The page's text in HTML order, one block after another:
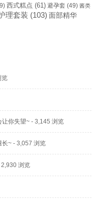
西式糕点 (61) 避孕套 (49) 酱类
理套装 (103) 面部精华
览
让你失望~ - 3,145 浏览
长~ - 3,057 浏览
2,930 浏览